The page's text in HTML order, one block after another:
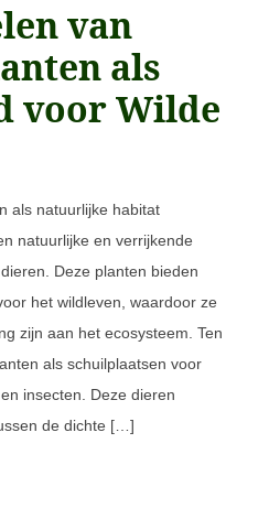
van
als
voor Wilde
als natuurlijke habitat
natuurlijke en verrijkende
Deze planten bieden
het wildleven, waardoor ze
zijn aan het ecosysteem. Ten
als schuilplaatsen voor
insecten. Deze dieren
de dichte […]